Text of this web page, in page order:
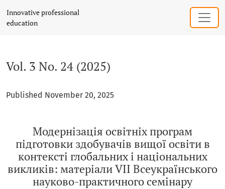
Vol. 3 No. 24 (2025): Модернізація освітніх програм
Innovative professional
education
Vol. 3 No. 24 (2025)
Published November 20, 2025
Модернізація освітніх програм
підготовки здобувачів вищої освіти в
контексті глобальних і національних
викликів: матеріали VІІ Всеукраїнського
науково-практичного семінару